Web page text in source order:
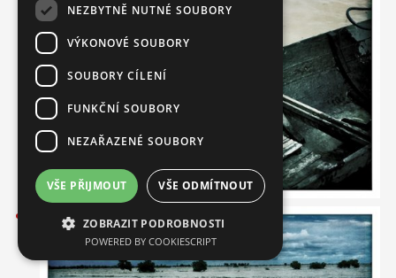
Česká republika
Pracujte s námi
Kontaktujte nás
NEZBYTNĚ NUTNÉ SOUBORY
VÝKONOVÉ SOUBORY
SOUBORY CÍLENÍ
FUNKČNÍ SOUBORY
NEZAŘAZENÉ SOUBORY
VŠE PŘIJMOUT VŠE ODMÍTNOUT
ZOBRAZIT PODROBNOSTI
POWERED BY COOKIESCRIPT